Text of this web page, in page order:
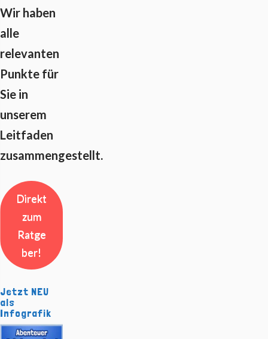
Wir haben
alle
relevanten
Punkte für
Sie in
unserem
Leitfaden
zusammengestellt.
Direkt
zum
Ratge
ber!
Jetzt NEU
als
Infografik